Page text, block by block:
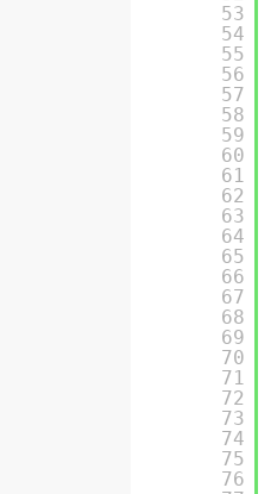
53
54
55
56
57
58
59
60
61
62
63
64
65
66
67
68
69
70
71
72
73
74
75
76